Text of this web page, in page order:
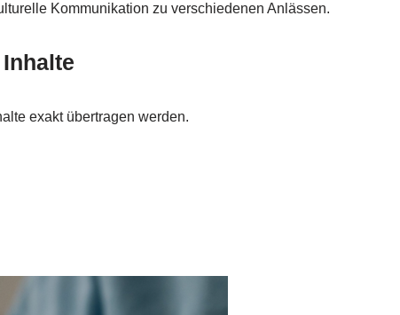
Kommunikation zu verschiedenen Anlässen.
exakt übertragen werden.